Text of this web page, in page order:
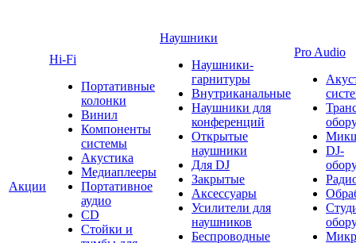
Акции
Hi-Fi
Портативные
колонки
Винил
Компоненты
системы
Акустика
Медиаплееры
Портативное
аудио
CD
Стойки и
Наушники
Наушники-
гарнитуры
Внутриканальные
Наушники для
конференций
Открытые
наушники
Для DJ
Закрытые
Аксессуары
Усилители для
наушников
Беспроводные
Pro Audio
DJ-